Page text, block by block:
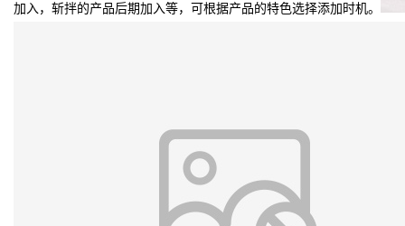
加入，斩拌的产品后期加入等，可根据产品的特色选择添加时机。